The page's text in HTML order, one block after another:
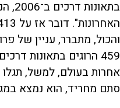
והכול, מתברר, עניין של
459 הרוגים בתאונות
אחרות בעולם, למשל,
סתם מחריד, הוא נמצא